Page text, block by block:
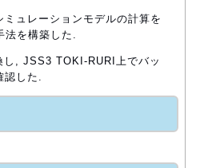
ュレーションモデルの計算を
を構築した.
, JSS3 TOKI-RURI上でバッ
した.